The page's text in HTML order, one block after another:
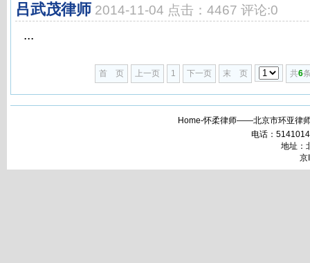
吕武茂律师 2014-11-04 点击：4467 评论:0
...
首 页 上一页 1 下一页 末 页 共6
Home-怀柔律师——北京市环亚律
电话：
地址：
京